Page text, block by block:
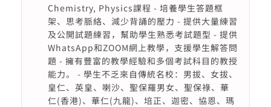
Chemistry, Physics課程 - 培養學生答題框
架、思考脈絡、減少背誦的壓力 - 提供大量練習
及公開試題練習，幫助學生熟悉考試題型 - 提供
WhatsApp和ZOOM網上教學，支援學生解答問
題 - 擁有豐富的教學經驗和多個考試科目的教授
能力。 - 學生不乏來自傳統名校：男拔、女拔、
皇仁、英皇、喇沙、聖保羅男女、聖保祿、華
仁(香港)、華仁(九龍)、培正、迦密、協恩、瑪